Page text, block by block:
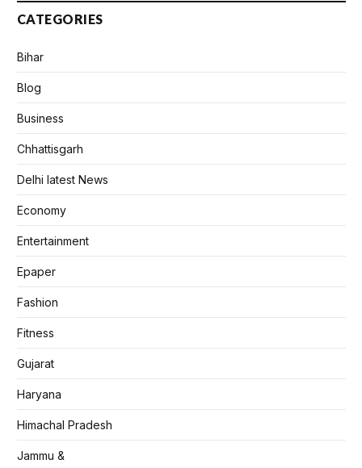
CATEGORIES
Bihar
Blog
Business
Chhattisgarh
Delhi latest News
Economy
Entertainment
Epaper
Fashion
Fitness
Gujarat
Haryana
Himachal Pradesh
Jammu &